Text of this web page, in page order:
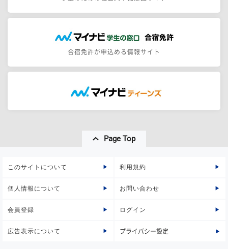
合宿免許が申込める情報サイト
Page Top
このサイトについて 利用規約
個人情報について お問い合わせ
会員登録 ログイン
広告表示について プライバシー設定